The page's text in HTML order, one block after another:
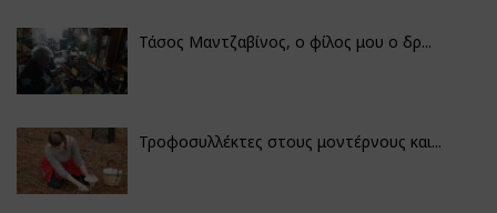
Τάσος Μαντζαβίνος, ο φίλος μου ο δρ...
Τροφοσυλλέκτες στους μοντέρνους και...